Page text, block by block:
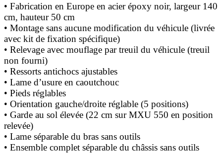
• Fabrication en Europe en acier époxy noir, largeur 140
cm, hauteur 50 cm
• Montage sans aucune modification du véhicule (livrée
avec kit de fixation spécifique)
• Relevage avec mouflage par treuil du véhicule (treuil
non fourni)
• Ressorts antichocs ajustables
• Lame d’usure en caoutchouc
• Pieds réglables
• Orientation gauche/droite réglable (5 positions)
• Garde au sol élevée (22 cm sur MXU 550 en position
relevée)
• Lame séparable du bras sans outils
• Ensemble complet séparable du châssis sans outils